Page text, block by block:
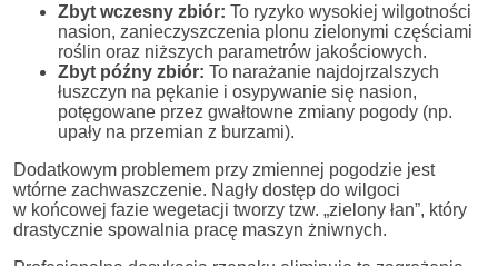
Zbyt wczesny zbiór: To ryzyko wysokiej wilgotności
nasion, zanieczyszczenia plonu zielonymi częściami
roślin oraz niższych parametrów jakościowych.
Zbyt późny zbiór: To narażanie najdojrzalszych
łuszczyn na pękanie i osypywanie się nasion,
potęgowane przez gwałtowne zmiany pogody (np.
upały na przemian z burzami).
Dodatkowym problemem przy zmiennej pogodzie jest
wtórne zachwaszczenie. Nagły dostęp do wilgoci
w końcowej fazie wegetacji tworzy tzw. „zielony łan”, który
drastycznie spowalnia pracę maszyn żniwnych.